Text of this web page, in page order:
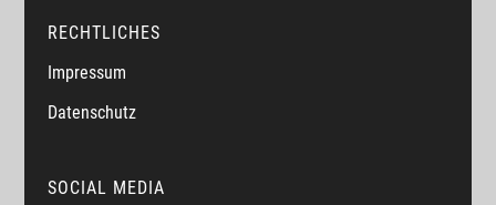
RECHTLICHES
Impressum
Datenschutz
SOCIAL MEDIA